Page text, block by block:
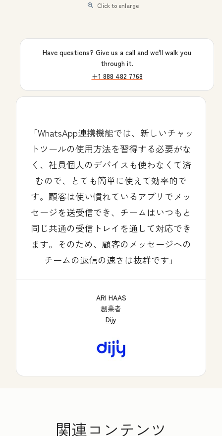
Click to enlarge
Have questions? Give us a call and we'll walk you
through it.
+1 888 482 7768
WhatsApp連携機能では、新しいチャッ
トツールの使用方法を習得する必要がな
く、社員個人のデバイスも使わなくて済
むので、とても簡単に使えて効率的で
す。顧客は使い慣れているアプリでメッ
セージを送受信でき、チームはいつもと
同じ共通の受信トレイを通して対応でき
ます。そのため、顧客のメッセージへの
チームの返信の速さは抜群です
ARI HAAS
創業者
Dijy
関連コンテンツ